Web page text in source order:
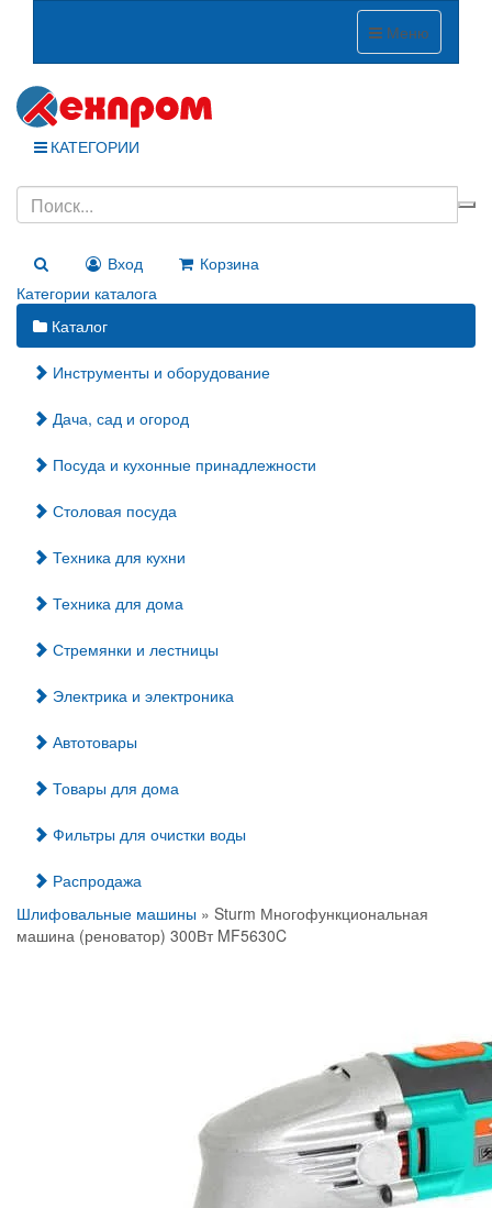
Меню
КАТЕГОРИИ
Вход
Корзина
Категории каталога
Каталог
Инструменты и оборудование
Дача, сад и огород
Посуда и кухонные принадлежности
Столовая посуда
Техника для кухни
Техника для дома
Стремянки и лестницы
Электрика и электроника
Автотовары
Товары для дома
Фильтры для очистки воды
Распродажа
Шлифовальные машины » Sturm Многофункциональная
машина (реноватор) 300Вт MF5630C